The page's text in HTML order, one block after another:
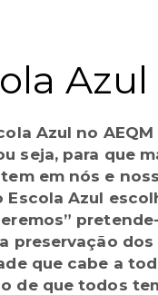
Azul no
seja, para que
em nós e
Escola Azul
preservação
que cabe a
de que todos